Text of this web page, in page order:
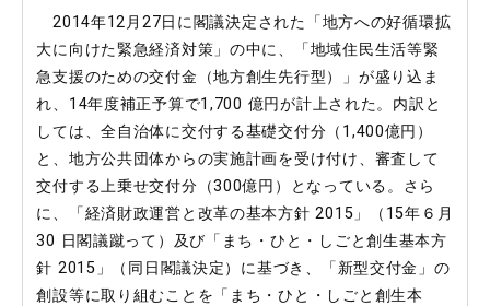
2014年12月27日に閣議決定された「地方への好循環拡
大に向けた緊急経済対策」の中に、「地域住民生活等緊
急支援のための交付金（地方創生先行型）」が盛り込ま
れ、14年度補正予算で1,700 億円が計上された。内訳と
しては、全自治体に交付する基礎交付分（1,400億円）
と、地方公共団体からの実施計画を受け付け、審査して
交付する上乗せ交付分（300億円）となっている。さら
に、「経済財政運営と改革の基本方針 2015」（15年６月
30 日閣議蹴って）及び「まち・ひと・しごと創生基本方
針 2015」（同日閣議決定）に基づき、「新型交付金」の
創設等に取り組むことを「まち・ひと・しごと創生本